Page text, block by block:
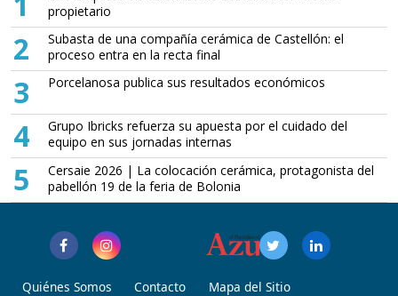
propietario
2
Subasta de una compañía cerámica de Castellón: el
proceso entra en la recta final
3 Porcelanosa publica sus resultados económicos
4
Grupo Ibricks refuerza su apuesta por el cuidado del
equipo en sus jornadas internas
5
Cersaie 2026 | La colocación cerámica, protagonista del
pabellón 19 de la feria de Bolonia
Quiénes Somos Contacto Mapa del Sitio